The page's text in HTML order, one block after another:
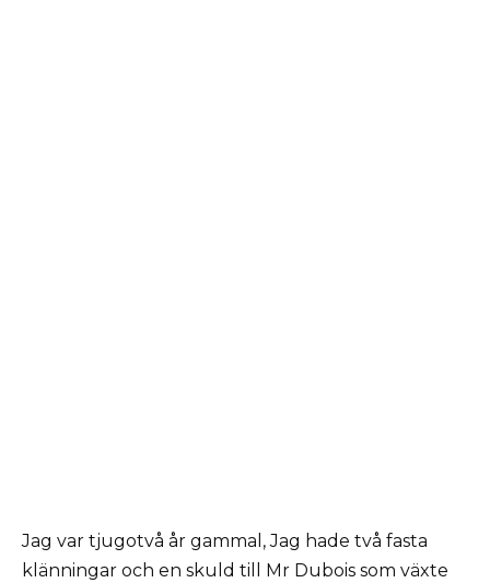
Jag var tjugotvå år gammal, Jag hade två fasta
klänningar och en skuld till Mr Dubois som växte